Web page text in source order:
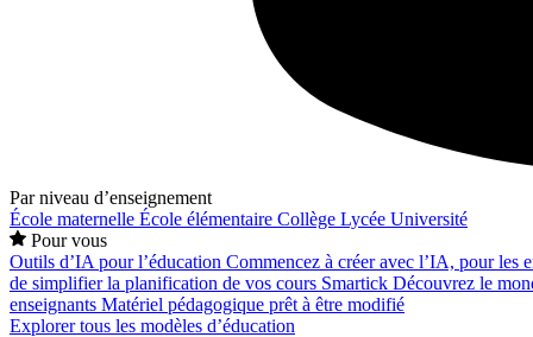
Par niveau d’enseignement
École maternelle École élémentaire Collège Lycée Université
Pour vous
Outils d’IA pour l’éducation Commencez à créer avec l’IA, pour les
de simplifier la planification de vos cours Smartick Découvrez le
enseignants Matériel pédagogique prêt à être modifié
Explorer tous les modèles d’éducation